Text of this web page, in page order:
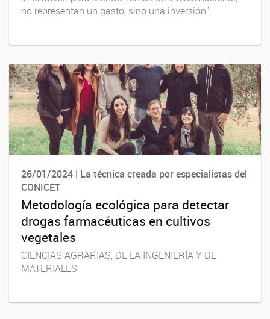
no representan un gasto, sino una inversión".
26/01/2024 | La técnica creada por especialistas del
CONICET
Metodología ecológica para detectar
drogas farmacéuticas en cultivos
vegetales
CIENCIAS AGRARIAS, DE LA INGENIERÍA Y DE
MATERIALES